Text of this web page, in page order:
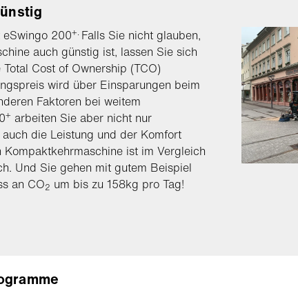
200+. Falls Sie nicht glauben,
auch günstig ist, lassen Sie sich
Cost of Ownership (TCO)
wird über Einsparungen beim
Faktoren bei weitem
+ arbeiten Sie aber nicht nur
die Leistung und der Komfort
ist im Vergleich
Und Sie gehen mit gutem Beispiel
an CO2 um bis zu 158kg pro Tag!